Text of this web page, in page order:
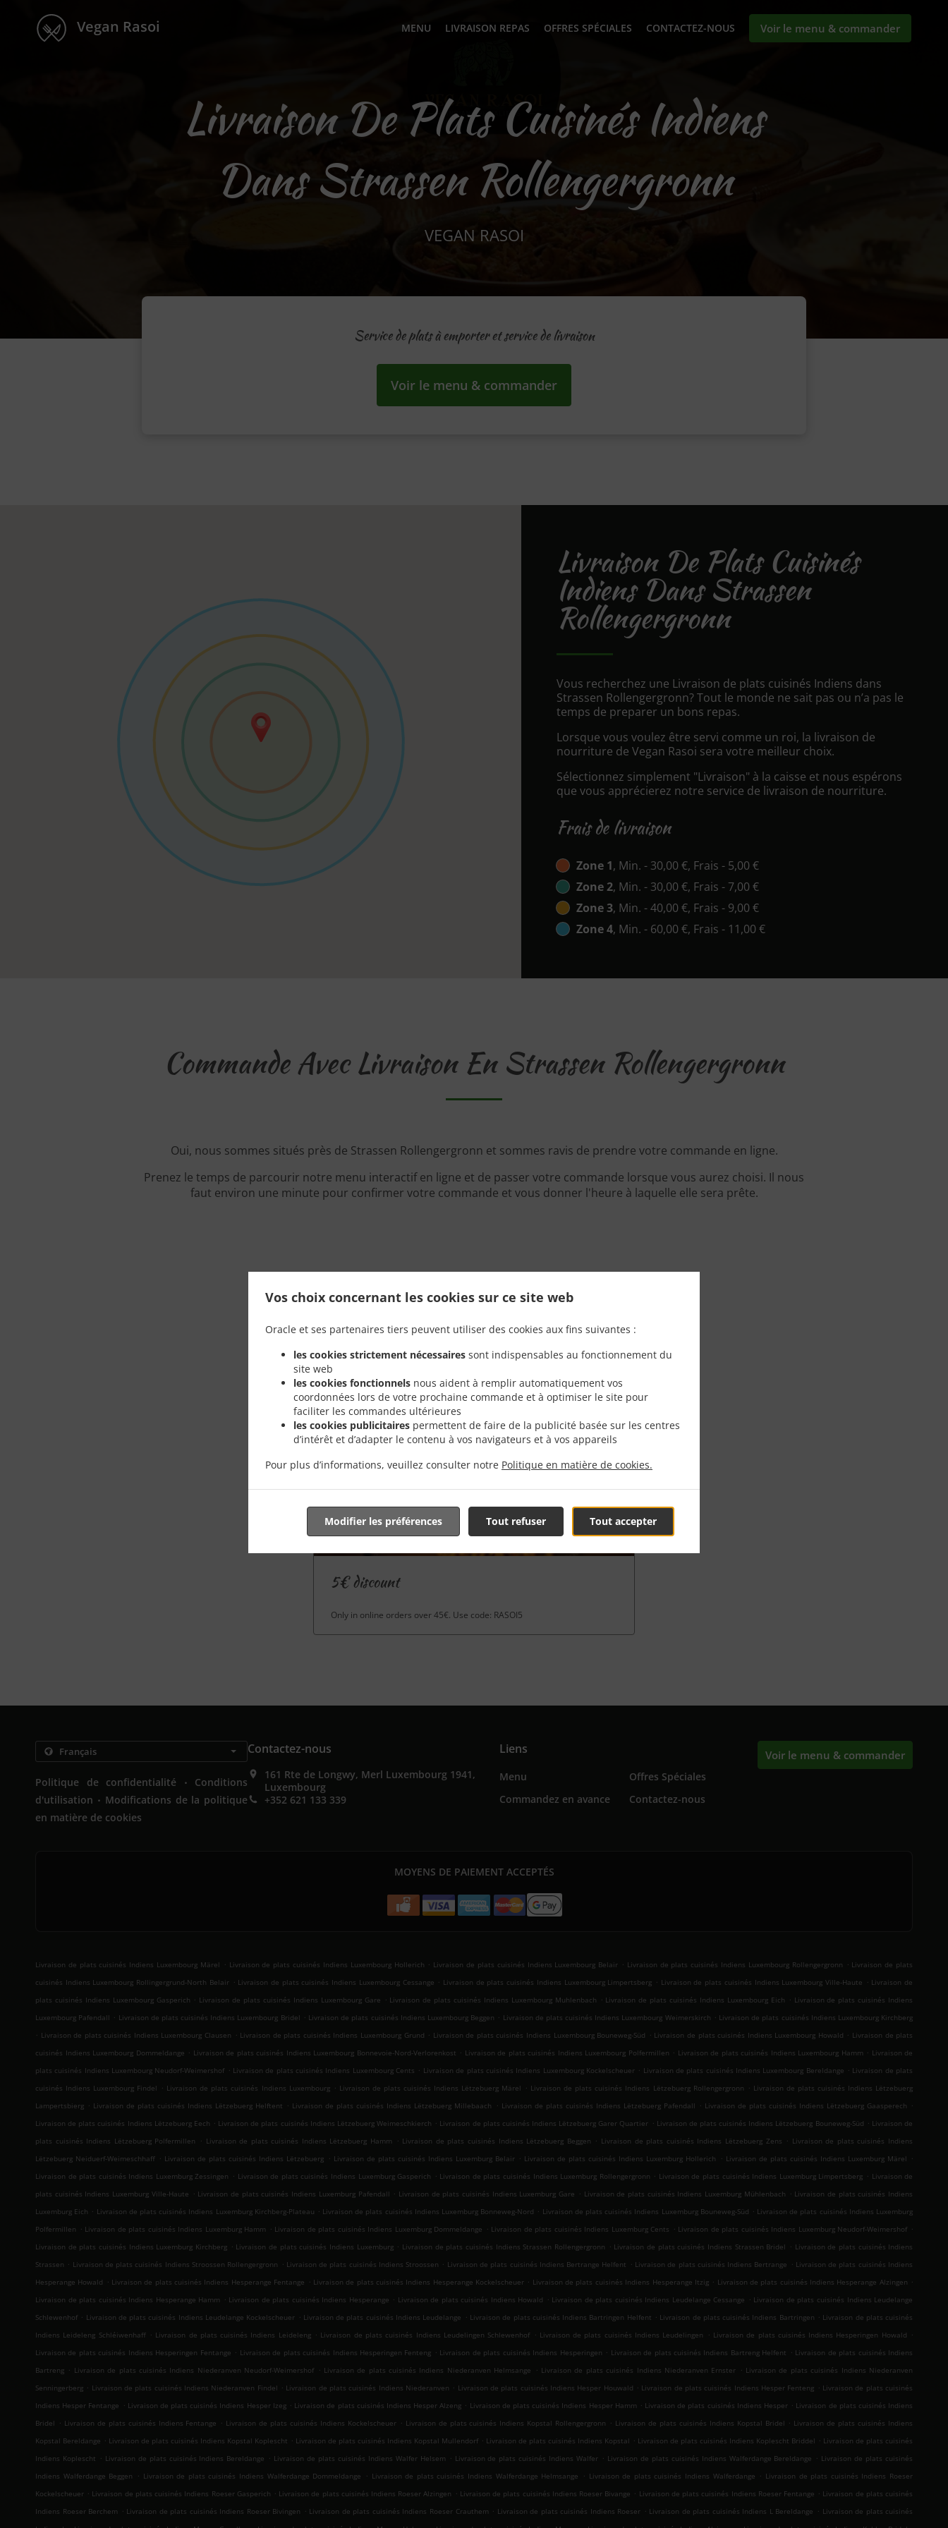
Vos choix concernant les cookies sur ce site web
Oracle et ses partenaires tiers peuvent utiliser des cookies aux fins suivantes :
les cookies strictement nécessaires sont indispensables au fonctionnement du
site web
les cookies fonctionnels nous aident à remplir automatiquement vos
coordonnées lors de votre prochaine commande et à optimiser le site pour
faciliter les commandes ultérieures
les cookies publicitaires permettent de faire de la publicité basée sur les centres
d’intérêt et d’adapter le contenu à vos navigateurs et à vos appareils
Pour plus d’informations, veuillez consulter notre Politique en matière de cookies.
Tout accepter
Tout refuser
Modifier les préférences
Vegan Rasoi MENU LIVRAISON REPAS OFFRES SPÉCIALES CONTACTEZ-NOUS Voir le menu & commander
Livraison De Plats Cuisinés Indiens
Dans Strassen Rollengergronn
VEGAN RASOI
Service de plats à emporter et service de livraison
Voir le menu & commander
Livraison De Plats Cuisinés
Indiens Dans Strassen
Rollengergronn
Vous recherchez une Livraison de plats cuisinés Indiens dans
Strassen Rollengergronn? Tout le monde ne sait pas ou n’a pas le
temps de preparer un bons repas.
Lorsque vous voulez être servi comme un roi, la livraison de
nourriture de Vegan Rasoi sera votre meilleur choix.
Sélectionnez simplement "Livraison" à la caisse et nous espérons
que vous apprécierez notre service de livraison de nourriture.
Frais de livraison
Zone 1, Min. - 30,00 €, Frais - 5,00 €
Zone 2, Min. - 30,00 €, Frais - 7,00 €
Zone 3, Min. - 40,00 €, Frais - 9,00 €
Zone 4, Min. - 60,00 €, Frais - 11,00 €
Commande Avec Livraison En Strassen Rollengergronn
Oui, nous sommes situés près de Strassen Rollengergronn et sommes ravis de prendre votre commande en ligne.
Prenez le temps de parcourir notre menu interactif en ligne et de passer votre commande lorsque vous aurez choisi. Il nous
faut environ une minute pour confirmer votre commande et vous donner l'heure à laquelle elle sera prête.
Offres Spéciales
5€ discount
Only in online orders over 45€. Use code: RASOI5
Politique de confidentialité .
Conditions
d'utilisation . Modifications de la politique
en matière de cookies
Contactez-nous
161 Rte de Longwy, Merl Luxembourg 1941,
Luxembourg
+352 621 133 339
Liens
Menu
Offres Spéciales
Commandez en avance
Contactez-nous
Voir le menu & commander
MOYENS DE PAIEMENT ACCEPTÉS
Livraison de plats cuisinés Indiens Luxembourg Märel . Livraison de plats cuisinés Indiens Luxembourg Hollerich . Livraison de plats cuisinés Indiens Luxembourg Belair . Livraison de plats cuisinés Indiens Luxembourg Rollengergronn . Livraison de plats
cuisinés Indiens Luxembourg Rollingergrund-North Belair . Livraison de plats cuisinés Indiens Luxembourg Cessange . Livraison de plats cuisinés Indiens Luxembourg Limpertsberg . Livraison de plats cuisinés Indiens Luxembourg Ville-Haute . Livraison de
plats cuisinés Indiens Luxembourg Gasperich . Livraison de plats cuisinés Indiens Luxembourg Gare . Livraison de plats cuisinés Indiens Luxembourg Muhlenbach . Livraison de plats cuisinés Indiens Luxembourg Eich . Livraison de plats cuisinés Indiens
Luxembourg Pafendall . Livraison de plats cuisinés Indiens Luxembourg Bridel . Livraison de plats cuisinés Indiens Luxembourg Beggen . Livraison de plats cuisinés Indiens Luxembourg Weimerskirch . Livraison de plats cuisinés Indiens Luxembourg Kirchberg
. Livraison de plats cuisinés Indiens Luxembourg Clausen . Livraison de plats cuisinés Indiens Luxembourg Grund . Livraison de plats cuisinés Indiens Luxembourg Bouneweg-Süd . Livraison de plats cuisinés Indiens Luxembourg Howald . Livraison de plats
cuisinés Indiens Luxembourg Dommeldange . Livraison de plats cuisinés Indiens Luxembourg Bonnevoie-Nord-Verlorenkost . Livraison de plats cuisinés Indiens Luxembourg Polfermillen . Livraison de plats cuisinés Indiens Luxembourg Hamm . Livraison de
plats cuisinés Indiens Luxembourg Neudorf-Weimershof . Livraison de plats cuisinés Indiens Luxembourg Cents . Livraison de plats cuisinés Indiens Luxembourg Kockelscheuer . Livraison de plats cuisinés Indiens Luxembourg Bereldange . Livraison de plats
cuisinés Indiens Luxembourg Findel . Livraison de plats cuisinés Indiens Luxembourg . Livraison de plats cuisinés Indiens Lëtzebuerg Märel . Livraison de plats cuisinés Indiens Lëtzebuerg Rollengergronn . Livraison de plats cuisinés Indiens Lëtzebuerg
Lampertsbierg . Livraison de plats cuisinés Indiens Lëtzebuerg Helftent . Livraison de plats cuisinés Indiens Lëtzebuerg Millebaach . Livraison de plats cuisinés Indiens Lëtzebuerg Pafendall . Livraison de plats cuisinés Indiens Lëtzebuerg Gaasperech .
Livraison de plats cuisinés Indiens Lëtzebuerg Eech . Livraison de plats cuisinés Indiens Lëtzebuerg Weimeschkierch . Livraison de plats cuisinés Indiens Lëtzebuerg Garer Quartier . Livraison de plats cuisinés Indiens Lëtzebuerg Bouneweg-Süd . Livraison de
plats cuisinés Indiens Lëtzebuerg Polfermillen
. Livraison de plats cuisinés Indiens Lëtzebuerg Hamm . Livraison de plats cuisinés Indiens Lëtzebuerg Beggen . Livraison de plats cuisinés Indiens Lëtzebuerg Zens . Livraison de plats cuisinés Indiens
Lëtzebuerg Neiduerf-Weimeschhaff . Livraison de plats cuisinés Indiens Lëtzebuerg . Livraison de plats cuisinés Indiens Luxemburg Belair . Livraison de plats cuisinés Indiens Luxemburg Hollerich . Livraison de plats cuisinés Indiens Luxemburg Märel .
Livraison de plats cuisinés Indiens Luxemburg Zessingen . Livraison de plats cuisinés Indiens Luxemburg Gasperich . Livraison de plats cuisinés Indiens Luxemburg Rollengergronn . Livraison de plats cuisinés Indiens Luxemburg Limpertsberg . Livraison de
plats cuisinés Indiens Luxemburg Ville-Haute . Livraison de plats cuisinés Indiens Luxemburg Pafendall . Livraison de plats cuisinés Indiens Luxemburg Gare . Livraison de plats cuisinés Indiens Luxemburg Mühlenbach . Livraison de plats cuisinés Indiens
Luxemburg Eich . Livraison de plats cuisinés Indiens Luxemburg Kirchberg-Plateau . Livraison de plats cuisinés Indiens Luxemburg Bonneweg-Nord . Livraison de plats cuisinés Indiens Luxemburg Bouneweg-Süd . Livraison de plats cuisinés Indiens Luxemburg
Polfermillen . Livraison de plats cuisinés Indiens Luxemburg Hamm . Livraison de plats cuisinés Indiens Luxemburg Dommeldange . Livraison de plats cuisinés Indiens Luxemburg Cents . Livraison de plats cuisinés Indiens Luxemburg Neudorf-Weimershof .
Livraison de plats cuisinés Indiens Luxemburg Kirchberg . Livraison de plats cuisinés Indiens Luxemburg . Livraison de plats cuisinés Indiens Strassen Rollengergronn . Livraison de plats cuisinés Indiens Strassen Bridel . Livraison de plats cuisinés Indiens
Strassen . Livraison de plats cuisinés Indiens Stroossen Rollengergronn . Livraison de plats cuisinés Indiens Stroossen . Livraison de plats cuisinés Indiens Bertrange Helfent . Livraison de plats cuisinés Indiens Bertrange . Livraison de plats cuisinés Indiens
Hesperange Howald . Livraison de plats cuisinés Indiens Hesperange Fentange . Livraison de plats cuisinés Indiens Hesperange Kockelscheuer . Livraison de plats cuisinés Indiens Hesperange Itzig . Livraison de plats cuisinés Indiens Hesperange Alzingen .
Livraison de plats cuisinés Indiens Hesperange Hamm . Livraison de plats cuisinés Indiens Hesperange . Livraison de plats cuisinés Indiens Howald . Livraison de plats cuisinés Indiens Leudelange Cessange . Livraison de plats cuisinés Indiens Leudelange
Schlewenhof . Livraison de plats cuisinés Indiens Leudelange Kockelscheuer . Livraison de plats cuisinés Indiens Leudelange . Livraison de plats cuisinés Indiens Bartringen Helfent . Livraison de plats cuisinés Indiens Bartringen . Livraison de plats cuisinés
Indiens Leideleng Schléiwenhaff . Livraison de plats cuisinés Indiens Leideleng . Livraison de plats cuisinés Indiens Leudelingen Schlewenhof . Livraison de plats cuisinés Indiens Leudelingen . Livraison de plats cuisinés Indiens Hesperingen Howald .
Livraison de plats cuisinés Indiens Hesperingen Fentange . Livraison de plats cuisinés Indiens Hesperingen Fenteng . Livraison de plats cuisinés Indiens Hesperingen . Livraison de plats cuisinés Indiens Bartreng Helfent . Livraison de plats cuisinés Indiens
Bartreng . Livraison de plats cuisinés Indiens Niederanven Neudorf-Weimershof . Livraison de plats cuisinés Indiens Niederanven Helmsange . Livraison de plats cuisinés Indiens Niederanven Ernster . Livraison de plats cuisinés Indiens Niederanven
Senningerberg . Livraison de plats cuisinés Indiens Niederanven Findel . Livraison de plats cuisinés Indiens Niederanven . Livraison de plats cuisinés Indiens Hesper Houwald . Livraison de plats cuisinés Indiens Hesper Fenteng . Livraison de plats cuisinés
Indiens Hesper Fentange . Livraison de plats cuisinés Indiens Hesper Izeg . Livraison de plats cuisinés Indiens Hesper Alzeng . Livraison de plats cuisinés Indiens Hesper Hamm . Livraison de plats cuisinés Indiens Hesper . Livraison de plats cuisinés Indiens
Bridel . Livraison de plats cuisinés Indiens Fentange . Livraison de plats cuisinés Indiens Kockelscheuer . Livraison de plats cuisinés Indiens Kopstal Rollengergronn . Livraison de plats cuisinés Indiens Kopstal Bridel . Livraison de plats cuisinés Indiens
Kopstal Bereldange . Livraison de plats cuisinés Indiens Kopstal Koplescht . Livraison de plats cuisinés Indiens Kopstal Mullendorf . Livraison de plats cuisinés Indiens Kopstal . Livraison de plats cuisinés Indiens Koplescht Briddel . Livraison de plats cuisinés
Indiens Koplescht . Livraison de plats cuisinés Indiens Bereldange . Livraison de plats cuisinés Indiens Walfer Helsem . Livraison de plats cuisinés Indiens Walfer . Livraison de plats cuisinés Indiens Walferdange Bereldange . Livraison de plats cuisinés
Indiens Walferdange Beggen
. Livraison de plats cuisinés Indiens Walferdange Dommeldange . Livraison de plats cuisinés Indiens Walferdange Helmsange . Livraison de plats cuisinés Indiens Walferdange . Livraison de plats cuisinés Indiens Roeser
Kockelscheuer . Livraison de plats cuisinés Indiens Roeser Gasperich . Livraison de plats cuisinés Indiens Roeser Alzingen . Livraison de plats cuisinés Indiens Roeser Bivange . Livraison de plats cuisinés Indiens Roeser Fentange . Livraison de plats cuisinés
Indiens Roeser Berchem . Livraison de plats cuisinés Indiens Roeser Bivingen . Livraison de plats cuisinés Indiens Roeser Crauthem . Livraison de plats cuisinés Indiens Roeser . Livraison de plats cuisinés Indiens L Bereldange . Livraison de plats cuisinés